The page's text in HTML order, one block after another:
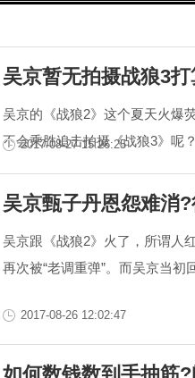
吴京暂无拍摄战狼3
吴京的《战狼2》这个夏天火爆
不会乘胜追击拍摄《战狼3》呢
2017-08-27 15:26:25
吴京甄子丹恩怨难消
吴京跟《战狼2》火了，所谓人
再次被“老调重弹”。而吴京当初
2017-08-26 12:02:47